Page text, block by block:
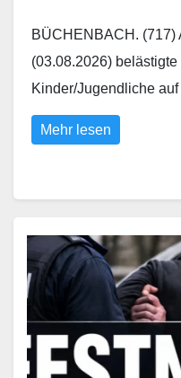
BÜCHENBACH. (717)
(03.08.2026)
Kinder/Jugendliche
Mehr lesen